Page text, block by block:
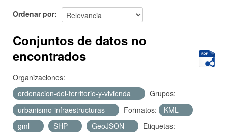
Acerca de
Ordenar por
Conjuntos de datos no
encontrados
Organizaciones:
ordenacion-del-territorio-y-vivienda
Grupos:
urbanismo-infraestructuras
Formatos:
KML
gml
SHP GeoJSON
Etiquetas: